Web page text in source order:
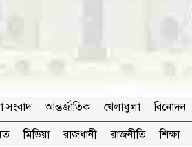
সংবাদ আন্তর্জাতিক খেলাধুলা বিনোদন
মিডিয়া রাজধানী রাজনীতি শিক্ষা